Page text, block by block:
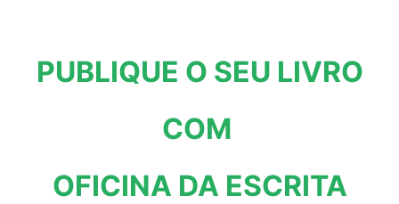
PUBLIQUE O SEU LIVRO
COM
OFICINA DA ESCRITA